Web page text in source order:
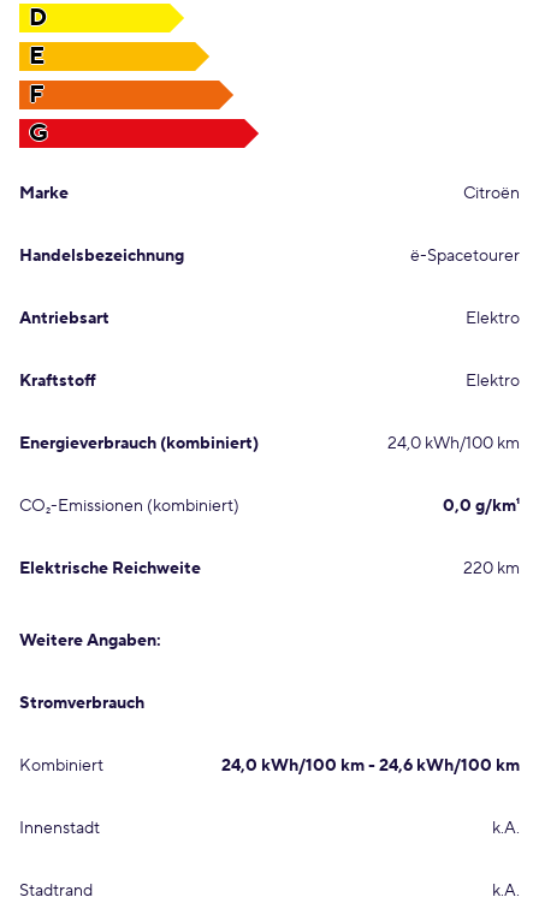
D
E
F
G
Marke Citroën
Handelsbezeichnung ë-Spacetourer
Antriebsart Elektro
Kraftstoff Elektro
Energieverbrauch (kombiniert) 24,0 kWh/100 km
CO₂-Emissionen (kombiniert) 0,0 g/km¹
Elektrische Reichweite 220 km
Weitere Angaben:
Stromverbrauch
Kombiniert 24,0 kWh/100 km - 24,6 kWh/100 km
Innenstadt k.A.
Stadtrand k.A.